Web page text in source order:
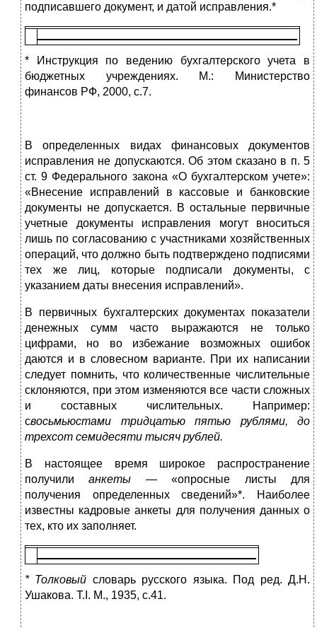
подписавшего документ, и датой исправления.*
* Инструкция по ведению бухгалтерского учета в
бюджетных учреждениях. М.: Министерство
финансов РФ, 2000, с.7.
В определенных видах финансовых документов
исправления не допускаются. Об этом сказано в п. 5
ст. 9 Федерального закона «О бухгалтерском учете»:
«Внесение исправлений в кассовые и банковские
документы не допускается. В остальные первичные
учетные документы исправления могут вноситься
лишь по согла­сованию с участниками хозяйственных
операций, что должно быть подтверждено подписями
тех же лиц, которые подписали документы, с
указанием даты внесения исправлений».
В первичных бухгалтерских документах показатели
денежных сумм часто выражаются не только
цифрами, но во избежание возможных ошибок
даются и в словесном варианте. При их на­писании
следует помнить, что количественные числительные
склоняются, при этом изменяются все части сложных
и состав­ных числительных. Например:
свосьмьюстами тридцатью пя­тью рублями, до
трехсот семидесяти тысяч рублей.
В настоящее время широкое распространение
получилиан­кеты —«опросные листы для
получения определенных сведе­ний»*. Наиболее
известны кадровые анкеты для получения дан­ных о
тех, кто их заполняет.
* Толковый словарь русского языка. Под ред. Д.Н.
Ушакова. T.I. М., 1935, с.41.